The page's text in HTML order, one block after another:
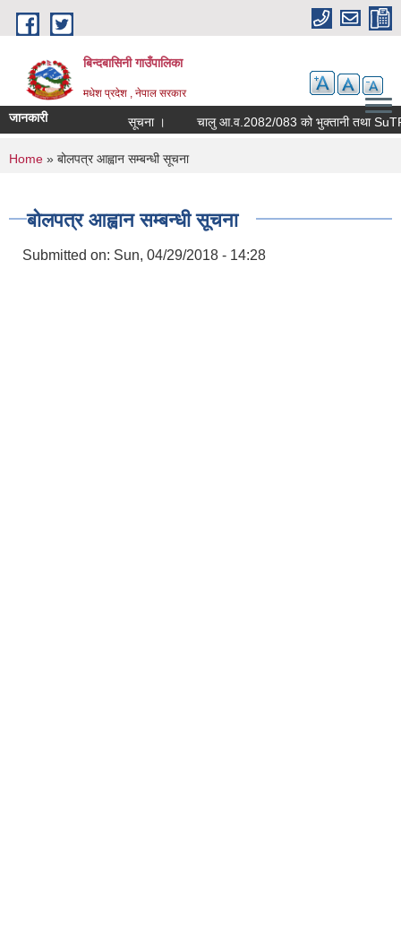
Skip to main content
बिन्दबासिनी गाउँपालिका
मधेश प्रदेश , नेपाल सरकार
जानकारी सूचना ।
You are here
Home » बोलपत्र आह्वान सम्बन्धी सूचना
बोलपत्र आह्वान सम्बन्धी सूचना
Submitted on: Sun, 04/29/2018 - 14:28